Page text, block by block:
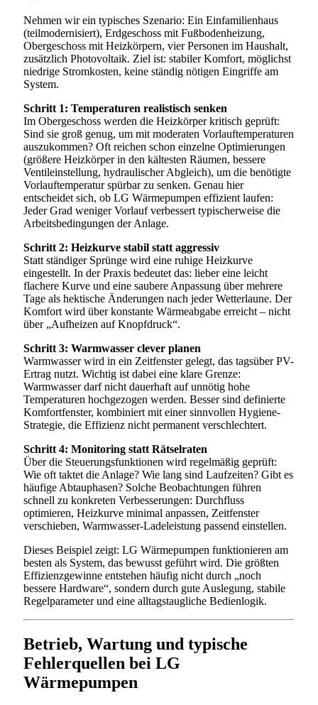
Nehmen wir ein typisches Szenario: Ein Einfamilienhaus
(teilmodernisiert), Erdgeschoss mit Fußbodenheizung,
Obergeschoss mit Heizkörpern, vier Personen im Haushalt,
zusätzlich Photovoltaik. Ziel ist: stabiler Komfort, möglichst
niedrige Stromkosten, keine ständig nötigen Eingriffe am
System.
Schritt 1: Temperaturen realistisch senken
Im Obergeschoss werden die Heizkörper kritisch geprüft:
Sind sie groß genug, um mit moderaten Vorlauftemperaturen
auszukommen? Oft reichen schon einzelne Optimierungen
(größere Heizkörper in den kältesten Räumen, bessere
Ventileinstellung, hydraulischer Abgleich), um die benötigte
Vorlauftemperatur spürbar zu senken. Genau hier
entscheidet sich, ob LG Wärmepumpen effizient laufen:
Jeder Grad weniger Vorlauf verbessert typischerweise die
Arbeitsbedingungen der Anlage.
Schritt 2: Heizkurve stabil statt aggressiv
Statt ständiger Sprünge wird eine ruhige Heizkurve
eingestellt. In der Praxis bedeutet das: lieber eine leicht
flachere Kurve und eine saubere Anpassung über mehrere
Tage als hektische Änderungen nach jeder Wetterlaune. Der
Komfort wird über konstante Wärmeabgabe erreicht – nicht
über „Aufheizen auf Knopfdruck“.
Schritt 3: Warmwasser clever planen
Warmwasser wird in ein Zeitfenster gelegt, das tagsüber PV-
Ertrag nutzt. Wichtig ist dabei eine klare Grenze:
Warmwasser darf nicht dauerhaft auf unnötig hohe
Temperaturen hochgezogen werden. Besser sind definierte
Komfortfenster, kombiniert mit einer sinnvollen Hygiene-
Strategie, die Effizienz nicht permanent verschlechtert.
Schritt 4: Monitoring statt Rätselraten
Über die Steuerungsfunktionen wird regelmäßig geprüft:
Wie oft taktet die Anlage? Wie lang sind Laufzeiten? Gibt es
häufige Abtauphasen? Solche Beobachtungen führen
schnell zu konkreten Verbesserungen: Durchfluss
optimieren, Heizkurve minimal anpassen, Zeitfenster
verschieben, Warmwasser-Ladeleistung passend einstellen.
Dieses Beispiel zeigt: LG Wärmepumpen funktionieren am
besten als System, das bewusst geführt wird. Die größten
Effizienzgewinne entstehen häufig nicht durch „noch
bessere Hardware“, sondern durch gute Auslegung, stabile
Regelparameter und eine alltagstaugliche Bedienlogik.
Betrieb, Wartung und typische
Fehlerquellen bei LG
Wärmepumpen